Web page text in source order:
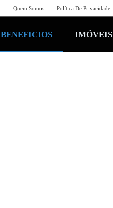
Quem Somos Política De Privacidade
BENEFICIOS IMÓVEIS